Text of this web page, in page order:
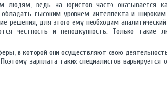
людям, ведь на юристов часто оказывается
высоким уровнем интеллекта и широким
решения, для этого ему необходим
честность и неподкупность. Только такие
в которой они осуществляют свою
зарплата таких специалистов